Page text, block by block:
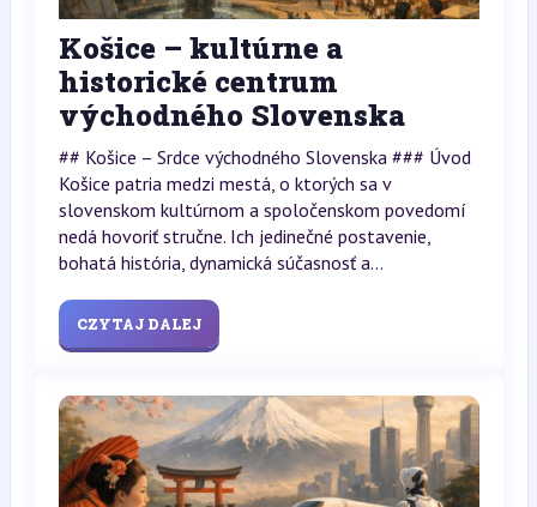
Košice – kultúrne a
historické centrum
východného Slovenska
## Košice – Srdce východného Slovenska ### Úvod
Košice patria medzi mestá, o ktorých sa v
slovenskom kultúrnom a spoločenskom povedomí
nedá hovoriť stručne. Ich jedinečné postavenie,
bohatá história, dynamická súčasnosť a...
CZYTAJ DALEJ